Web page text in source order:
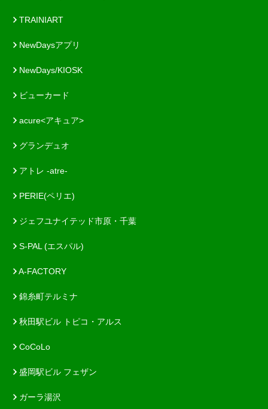
TRAINIART
NewDaysアプリ
NewDays/KIOSK
ビューカード
acure<アキュア>
グランデュオ
アトレ -atre-
PERIE(ペリエ)
ジェフユナイテッド市原・千葉
S-PAL (エスパル)
A-FACTORY
錦糸町テルミナ
秋田駅ビル トピコ・アルス
CoCoLo
盛岡駅ビル フェザン
ガーラ湯沢